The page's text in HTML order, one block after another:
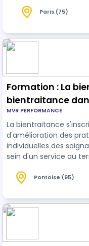
respecte l’avismédical
en cours. Dans le
sera jamais enseigné
Paris (75)
Formation : La
bientraitance
les situations à
MVR PERFORMANCE
La bientraitance
d'amélioration des
individuelles des soignants. Elle se
sein d'un service au
usagers, proches, étudiants.) Cette
et médico-social, leur
dernières
Pontoise (95)